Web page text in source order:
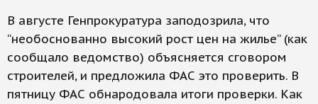
В августе Генпрокуратура заподозрила, что
“необоснованно высокий рост цен на жилье” (как
сообщало ведомство) объясняется сговором
строителей, и предложила ФАС это проверить. В
пятницу ФАС обнародовала итоги проверки. Как